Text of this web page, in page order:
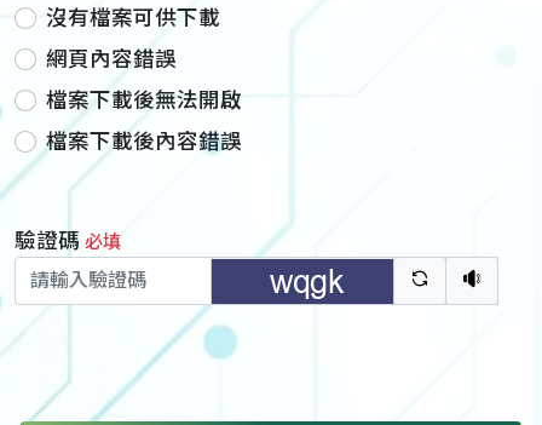
沒有檔案可供下載
網頁內容錯誤
檔案下載後無法開啟
檔案下載後內容錯誤
驗證碼 必填
驗證碼重新
聽語